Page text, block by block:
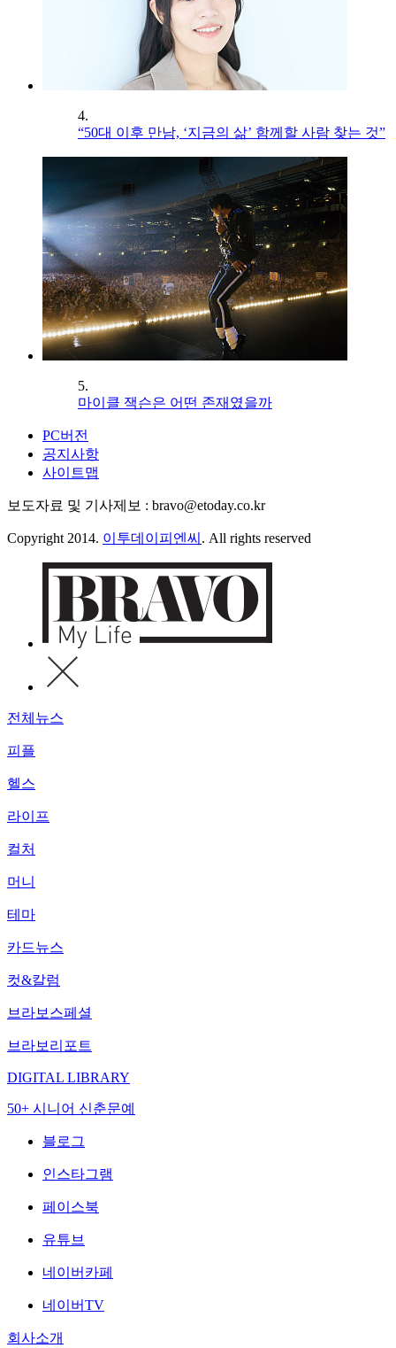
4.
“50대 이후 만남, ‘지금의 삶’ 함께할 사람 찾는 것”
5.
마이클 잭슨은 어떤 존재였을까
PC버전
공지사항
사이트맵
보도자료 및 기사제보 : bravo@etoday.co.kr
Copyright 2014. 이투데이피엔씨 . All rights reserved
전체뉴스
피플
헬스
라이프
컬처
머니
테마
카드뉴스
컷&칼럼
브라보스페셜
브라보리포트
DIGITAL LIBRARY
50+ 시니어 신춘문예
블로그
인스타그램
페이스북
유튜브
네이버카페
네이버TV
회사소개